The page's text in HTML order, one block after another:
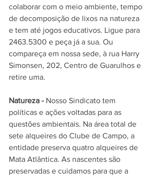
colaborar com o meio ambiente, tempo
de decomposição de lixos na natureza
e tem até jogos educativos. Ligue para
2463.5300 e peça já a sua. Ou
compareça em nossa sede, à rua Harry
Simonsen, 202, Centro de Guarulhos e
retire uma.
Natureza - Nosso Sindicato tem
políticas e ações voltadas para as
questões ambientais. Na área total de
sete alqueires do Clube de Campo, a
entidade preserva quatro alqueires de
Mata Atlântica. As nascentes são
preservadas e cuidamos para que a